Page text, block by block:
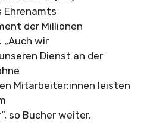
Ehrenamts
der Millionen
wir
Dienst an der
Mitarbeiter:innen leisten
so Bucher weiter.